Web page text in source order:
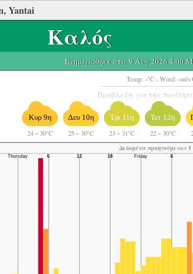
Yantai
Καλός
Ενημερώθηκε στις 9 Αυγ 2026 4:00
Temp: -°C - Wind: -m/s
Πρόβλεψη για την
Κυρ 9η
24 ~ 30°C
Δευ 10η
25 ~ 30°C
Τρι 11η
23 ~ 31°C
Τετ 12η
22 ~ 30°C
Δεδομένα προηγούμενων